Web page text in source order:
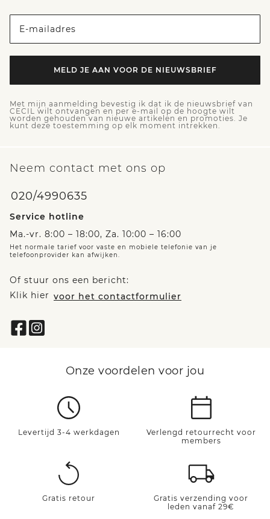
E-mailadres
MELD JE AAN VOOR DE NIEUWSBRIEF
Met mijn aanmelding bevestig ik dat ik de nieuwsbrief van
CECIL wilt ontvangen en per e-mail op de hoogte wilt
worden gehouden van nieuwe artikelen en promoties. Je
kunt deze toestemming op elk moment intrekken.
Neem contact met ons op
020/4990635
Service hotline
Ma.-vr. 8:00 – 18:00, Za. 10:00 – 16:00
Het normale tarief voor vaste en mobiele telefonie van je
telefoonprovider kan afwijken.
Of stuur ons een bericht:
Klik hier voor het contactformulier
Onze voordelen voor jou
Levertijd 3-4 werkdagen
Verlengd retourrecht voor
members
Gratis retour
Gratis verzending voor
leden vanaf 29€